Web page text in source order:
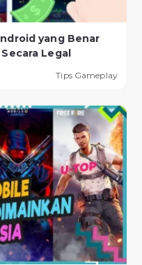
yang Benar
Legal
Tips Gameplay